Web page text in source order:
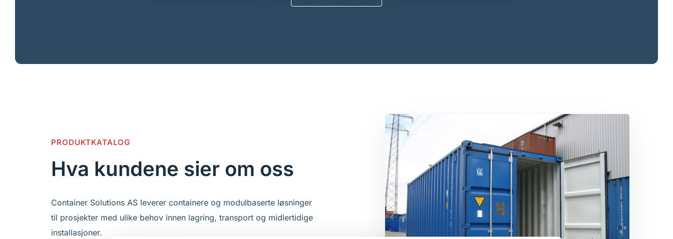
PRODUKTKATALOG
Hva kundene sier om oss
Container Solutions AS leverer containere og modulbaserte løsninger
til prosjekter med ulike behov innen lagring, transport og midlertidige
installasjoner.